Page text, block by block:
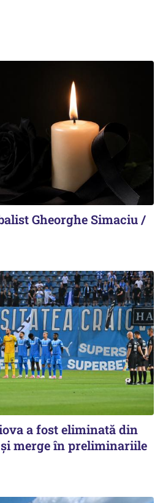
Gheorghe Simaciu /
a fost eliminată din
merge în preliminariile